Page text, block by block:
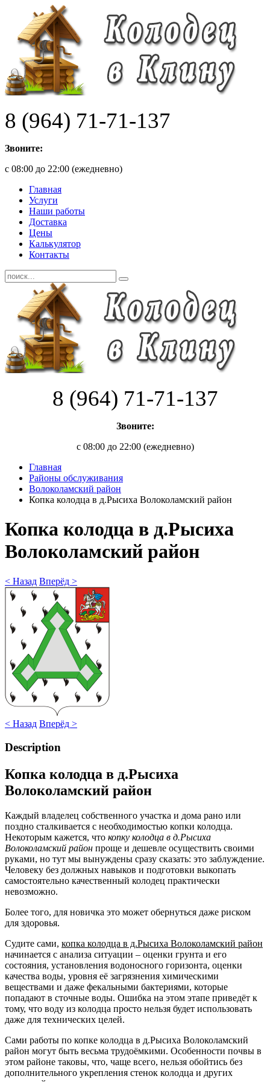
8 (964) 71-71-137
Звоните:
с 08:00 до 22:00 (ежедневно)
Главная
Услуги
Наши работы
Доставка
Цены
Калькулятор
Контакты
8 (964) 71-71-137
Звоните:
с 08:00 до 22:00 (ежедневно)
Главная
Районы обслуживания
Волоколамский район
Копка колодца в д.Рысиха Волоколамский район
Копка колодца в д.Рысиха
Волоколамский район
< Назад Вперёд >
< Назад Вперёд >
Description
Копка колодца в д.Рысиха
Волоколамский район
Каждый владелец собственного участка и дома рано или
поздно сталкивается с необходимостью копки колодца.
Некоторым кажется, что копку колодца в д.Рысиха
Волоколамский район проще и дешевле осуществить своими
руками, но тут мы вынуждены сразу сказать: это заблуждение.
Человеку без должных навыков и подготовки выкопать
самостоятельно качественный колодец практически
невозможно.
Более того, для новичка это может обернуться даже риском
для здоровья.
Судите сами, копка колодца в д.Рысиха Волоколамский район
начинается с анализа ситуации – оценки грунта и его
состояния, установления водоносного горизонта, оценки
качества воды, уровня её загрязнения химическими
веществами и даже фекальными бактериями, которые
попадают в сточные воды. Ошибка на этом этапе приведёт к
тому, что воду из колодца просто нельзя будет использовать
даже для технических целей.
Сами работы по копке колодца в д.Рысиха Волоколамский
район могут быть весьма трудоёмкими. Особенности почвы в
этом районе таковы, что, чаще всего, нельзя обойтись без
дополнительного укрепления стенок колодца и других